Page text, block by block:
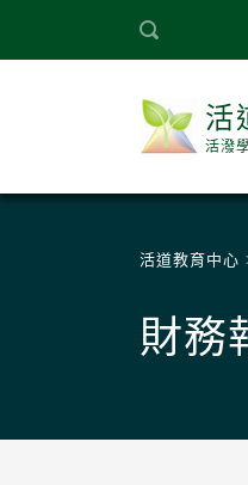
活
活潑
活道教育中心
財務